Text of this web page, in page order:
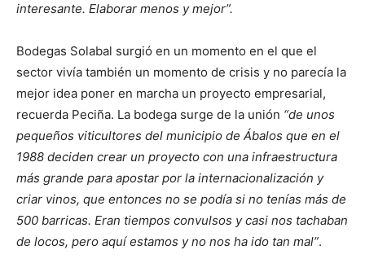
interesante. Elaborar menos y mejor”.
Bodegas Solabal surgió en un momento en el que el
sector vivía también un momento de crisis y no parecía la
mejor idea poner en marcha un proyecto empresarial,
recuerda Peciña. La bodega surge de la unión “de unos
pequeños viticultores del municipio de Ábalos que en el
1988 deciden crear un proyecto con una infraestructura
más grande para apostar por la internacionalización y
criar vinos, que entonces no se podía si no tenías más de
500 barricas. Eran tiempos convulsos y casi nos tachaban
de locos, pero aquí estamos y no nos ha ido tan mal”.